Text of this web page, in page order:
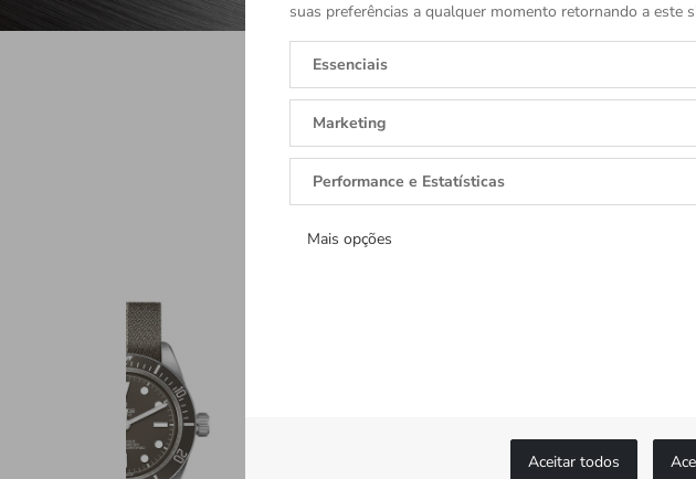
suas preferências a qualquer momento retornando a este
Essenciais
Marketing
Performance e Estatísticas
Mais opções
Aceitar todos